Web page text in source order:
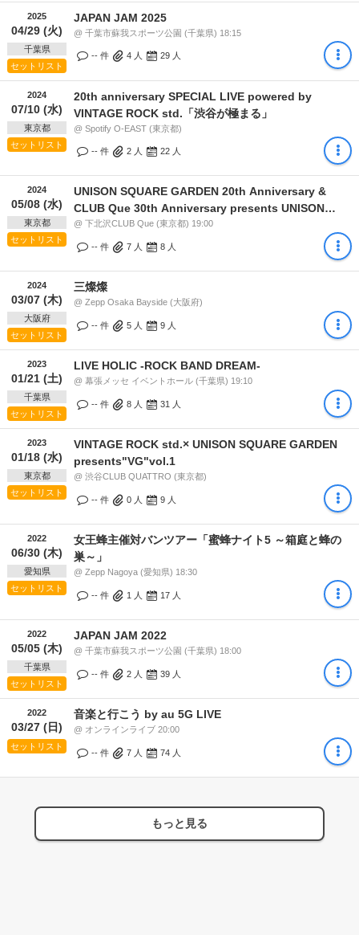
2025
04/29 (火)
千葉県
セットリスト
JAPAN JAM 2025
@ 千葉市蘇我スポーツ公園 (千葉県) 18:15
-- 件 4 人 29 人
2024
07/10 (水)
東京都
セットリスト
20th anniversary SPECIAL LIVE powered by
VINTAGE ROCK std.「渋谷が極まる」
@ Spotify O-EAST (東京都)
-- 件 2 人 22 人
2024
05/08 (水)
東京都
セットリスト
UNISON SQUARE GARDEN 20th Anniversary &
CLUB Que 30th Anniversary presents UNISON
SQUARE GARDEN ワンマンライブ "流星前夜 -
rebirth-"
@ 下北沢CLUB Que (東京都) 19:00
-- 件 7 人 8 人
2024
03/07 (木)
大阪府
セットリスト
三燦燦
@ Zepp Osaka Bayside (大阪府)
-- 件 5 人 9 人
2023
01/21 (土)
千葉県
セットリスト
LIVE HOLIC -ROCK BAND DREAM-
@ 幕張メッセ イベントホール (千葉県) 19:10
-- 件 8 人 31 人
2023
01/18 (水)
東京都
セットリスト
VINTAGE ROCK std.× UNISON SQUARE GARDEN
presents"VG"vol.1
@ 渋谷CLUB QUATTRO (東京都)
-- 件 0 人 9 人
2022
06/30 (木)
愛知県
セットリスト
女王蜂主催対バンツアー「蜜蜂ナイト5 ～箱庭と蜂の
巣～」
@ Zepp Nagoya (愛知県) 18:30
-- 件 1 人 17 人
2022
05/05 (木)
千葉県
セットリスト
JAPAN JAM 2022
@ 千葉市蘇我スポーツ公園 (千葉県) 18:00
-- 件 2 人 39 人
2022
03/27 (日)
セットリスト
音楽と行こう by au 5G LIVE
@ オンラインライブ 20:00
-- 件 7 人 74 人
もっと見る